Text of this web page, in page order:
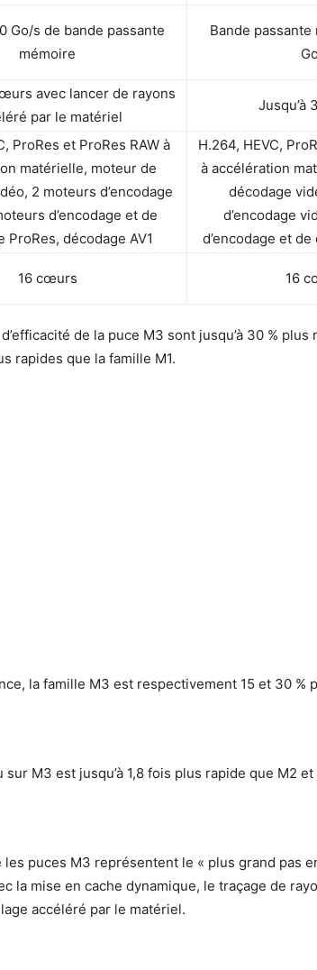
Go/s de bande passante
mémoire
Bande
avec lancer de rayons
par le matériel
Jusqu’à
ProRes et ProRes RAW à
matérielle, moteur de
2 moteurs d’encodage
d’encodage et de
ProRes, décodage AV1
H.264, HEVC,
à accélération
décodage
d’encodage
d’encodage et
16 cœurs 16
de la puce M3 sont jusqu’à 30 % plus
rapides que la famille M1.
la famille M3 est respectivement 15 et 30 %
M3 est jusqu’à 1,8 fois plus rapide que M2 et
puces M3 représentent le « plus grand pas
la mise en cache dynamique, le traçage de
accéléré par le matériel.